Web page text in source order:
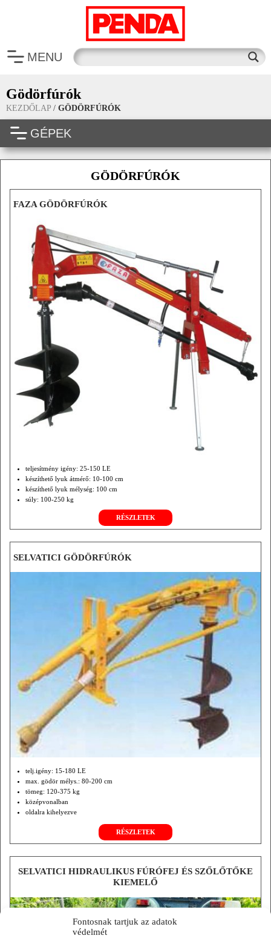
Fontosnak tartjuk az adatok
védelmét
MENU
Gödörfúrók
KEZDŐLAP / GÖDÖRFÚRÓK
GÉPEK
GÖDÖRFÚRÓK
FAZA GÖDÖRFÚRÓK
teljesítmény igény: 25-150 LE
készíthető lyuk átmérő: 10-100 cm
készíthető lyuk mélység: 100 cm
súly: 100-250 kg
RÉSZLETEK
SELVATICI GÖDÖRFÚRÓK
telj.igény: 15-180 LE
max. gödör mélys.: 80-200 cm
tömeg: 120-375 kg
középvonalban
oldalra kihelyezve
RÉSZLETEK
SELVATICI HIDRAULIKUS FÚRÓFEJ ÉS SZŐLŐTŐKE
KIEMELŐ